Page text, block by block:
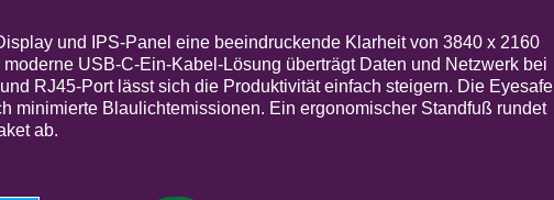
und IPS-Panel eine beeindruckende Klarheit von 3840 x 2160
USB-C-Ein-Kabel-Lösung überträgt Daten und Netzwerk bei
RJ45-Port lässt sich die Produktivität einfach steigern. Die Eyesafe
minimierte Blaulichtemissionen. Ein ergonomischer Standfuß rundet
ab.